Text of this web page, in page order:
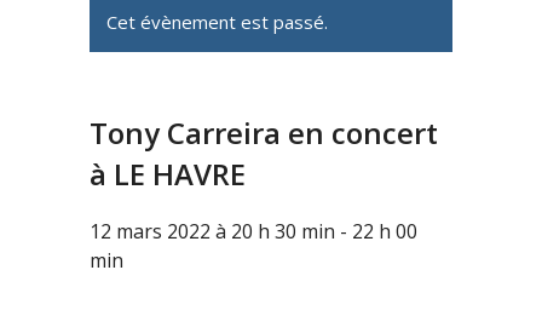
Cet évènement est passé.
Tony Carreira en concert
à LE HAVRE
12 mars 2022 à 20 h 30 min - 22 h 00
min